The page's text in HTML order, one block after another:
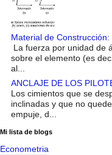
Material de
La fuerza por unidad de
sobre el elemento (es
al...
ANCLAJE DE LOS
Los cimientos que se
inclinadas y que no
empuje, d...
Mi lista de blogs
Econometria